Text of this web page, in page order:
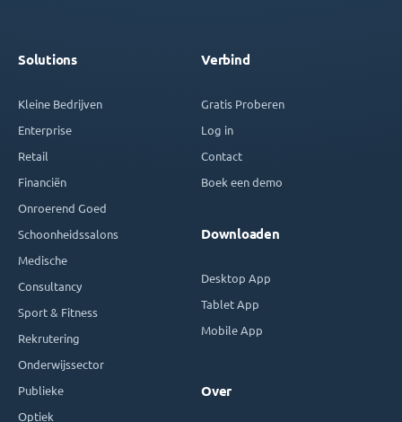
Solutions
Kleine Bedrijven
Enterprise
Retail
Financiën
Onroerend Goed
Schoonheidssalons
Medische
Consultancy
Sport & Fitness
Rekrutering
Onderwijssector
Publieke
Optiek
Verbind
Gratis Proberen
Log in
Contact
Boek een demo
Downloaden
Desktop App
Tablet App
Mobile App
Over